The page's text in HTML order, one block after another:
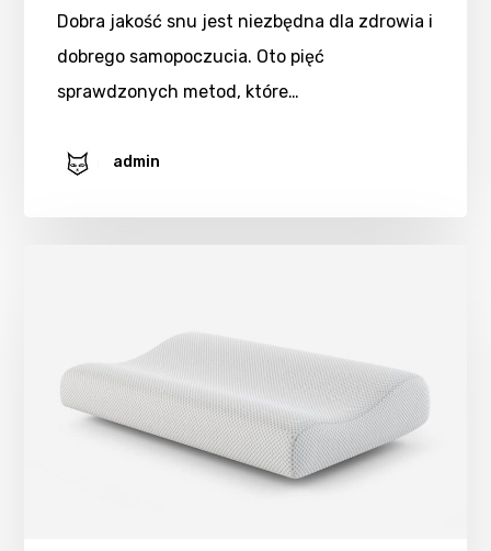
Dobra jakość snu jest niezbędna dla zdrowia i
dobrego samopoczucia. Oto pięć
sprawdzonych metod, które…
admin